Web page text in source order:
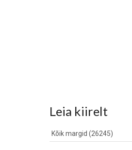
Leia kiirelt